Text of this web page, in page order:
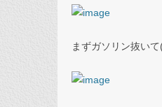
まずガソリン抜い